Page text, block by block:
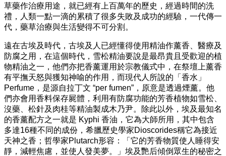
草藥作治療用途，就已經有上百萬年的歷史，經過時間的洗
禮，人類一點一滴的累積了很多失敗及成功的經驗，一代傳一
代，藥草治療與生活變得不可分割。
遠在古埃及時代，古埃及人已經懂得使用精油作薰香、醫療及
防腐之用，在這個時代，雪松精油要說是最昂貴且受歡迎的植
物精油之一，他們亦把香薰運用於宗教儀式中，在祭壇上薰香
有平撫天怒與獲知神喻的作用，而現代人所說的「香水」
Perfume，是源自拉丁文 “per fumen”，原意是透過煙薰。他
們亦會用香料保存屍體，利用有防腐功能的芳香植物如雪松、
沒藥、松針及肉桂等精油製成木乃尹。除此以外，埃及最知名
的香薰配方之一就是 Kyphi 香油，它為大師所用，其中包含
多達16種不同的成份，希臘歷史學家Dioscorides稱它為接近
天神之香；哲學家Plutarch形容：「它的芳香物質使人睡得安
靜，減輕焦慮，並使人發美夢。」埃及艷后傾倒眾生的秘密之